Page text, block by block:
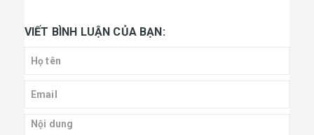
VIẾT BÌNH LUẬN CỦA BẠN: